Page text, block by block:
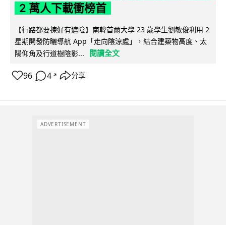
2 萬人下載衝榜首
【行路都要揀好有遮陰】南韓首爾大學 23 歲學生劉敏俊利用 2
星期開發防曬導航 App「走向陰涼處」，結合建築物高度、太
陽仰角及行道樹陰影...
閱讀全文
96 4 ↗ 分享
ADVERTISEMENT